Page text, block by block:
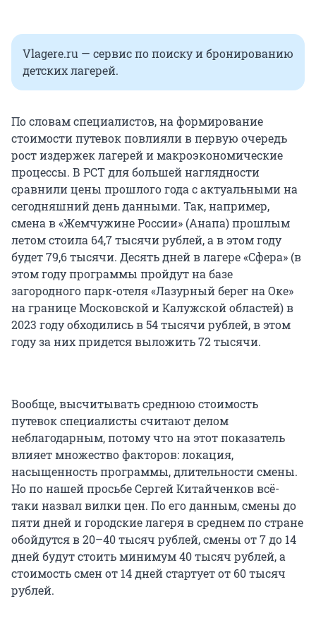
Vlagere.ru — сервис по поиску и бронированию
детских лагерей.
По словам специалистов, на формирование
стоимости путевок повлияли в первую очередь
рост издержек лагерей и макроэкономические
процессы. В РСТ для большей наглядности
сравнили цены прошлого года с актуальными на
сегодняшний день данными. Так, например,
смена в «Жемчужине России» (Анапа) прошлым
летом стоила 64,7 тысячи рублей, а в этом году
будет 79,6 тысячи. Десять дней в лагере «Сфера» (в
этом году программы пройдут на базе
загородного парк-отеля «Лазурный берег на Оке»
на границе Московской и Калужской областей) в
2023 году обходились в 54 тысячи рублей, в этом
году за них придется выложить 72 тысячи.
Вообще, высчитывать среднюю стоимость
путевок специалисты считают делом
неблагодарным, потому что на этот показатель
влияет множество факторов: локация,
насыщенность программы, длительности смены.
Но по нашей просьбе Сергей Китайченков всё-
таки назвал вилки цен. По его данным, смены до
пяти дней и городские лагеря в среднем по стране
обойдутся в 20–40 тысяч рублей, смены от 7 до 14
дней будут стоить минимум 40 тысяч рублей, а
стоимость смен от 14 дней стартует от 60 тысяч
рублей.